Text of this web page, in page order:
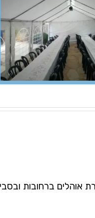
אוהלים ברחובות